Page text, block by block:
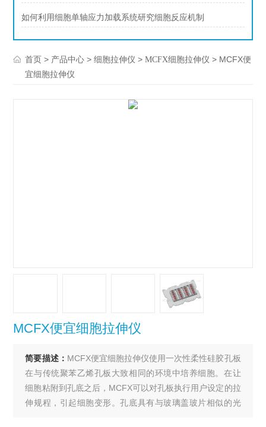
如何利用细胞单轴应力加载系统研究细胞反应机制
首页 > 产品中心 >细胞拉伸仪 >MCFX细胞拉伸仪 > MCFX便
宜细胞拉伸仪
MCFX便宜细胞拉伸仪
简要描述： MCFX便宜细胞拉伸仪使用一次性柔性硅胶孔板
在与传统聚苯乙烯孔板大致相同的环境中培养细胞。在让
细胞粘附到孔底之后，MCFX可以对孔板执行用户设定的拉
伸规程，引起细胞变形。孔底具有与玻璃盖玻片相似的光